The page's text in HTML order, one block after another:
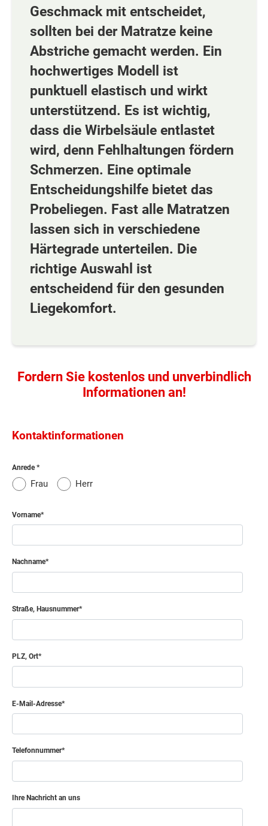
Geschmack mit entscheidet,
sollten bei der Matratze keine
Abstriche gemacht werden. Ein
hochwertiges Modell ist
punktuell elastisch und wirkt
unterstützend. Es ist wichtig,
dass die Wirbelsäule entlastet
wird, denn Fehlhaltungen fördern
Schmerzen. Eine optimale
Entscheidungshilfe bietet das
Probeliegen. Fast alle Matratzen
lassen sich in verschiedene
Härtegrade unterteilen. Die
richtige Auswahl ist
entscheidend für den gesunden
Liegekomfort.
Fordern Sie kostenlos und unverbindlich
Informationen an!
Kontaktinformationen
Anrede
Frau Herr
Vorname
Nachname
Straße, Hausnummer
PLZ, Ort
E-Mail-Adresse
Telefonnummer
Ihre Nachricht an uns